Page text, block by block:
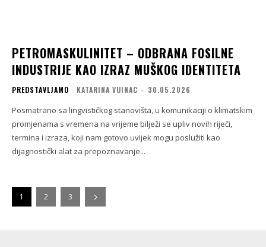
PETROMASKULINITET – ODBRANA FOSILNE
INDUSTRIJE KAO IZRAZ MUŠKOG IDENTITETA
PREDSTAVLJAMO KATARINA VUINAC - 30.05.2026
Posmatrano sa lingvističkog stanovišta, u komunikaciji o klimatskim
promjenama s vremena na vrijeme bilježi se upliv novih riječi,
termina i izraza, koji nam gotovo uvijek mogu poslužiti kao
dijagnostički alat za prepoznavanje...
1 2 3